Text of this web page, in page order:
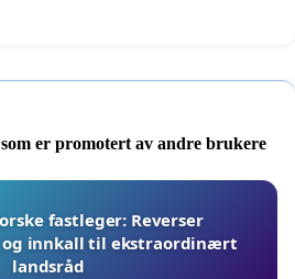
er promotert av andre brukere
fastleger: Reverser
innkall til ekstraordinært
landsråd